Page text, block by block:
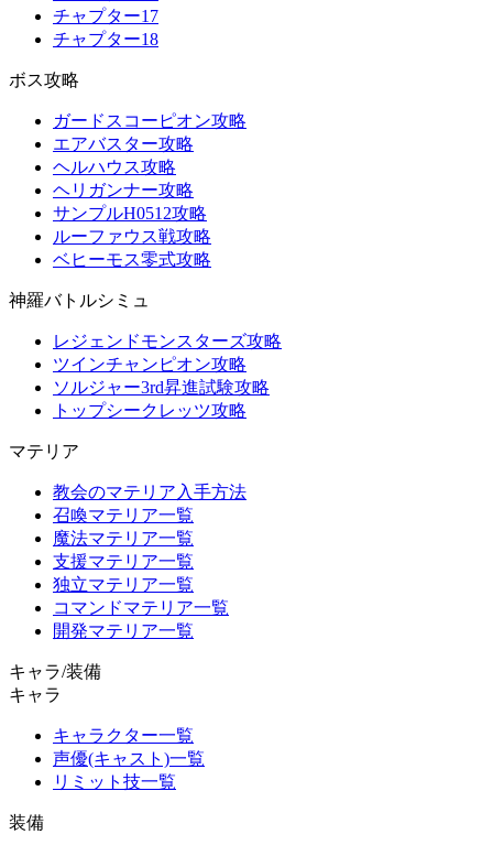
チャプター17
チャプター18
ボス攻略
ガードスコーピオン攻略
エアバスター攻略
ヘルハウス攻略
ヘリガンナー攻略
サンプルH0512攻略
ルーファウス戦攻略
ベヒーモス零式攻略
神羅バトルシミュ
レジェンドモンスターズ攻略
ツインチャンピオン攻略
ソルジャー3rd昇進試験攻略
トップシークレッツ攻略
マテリア
教会のマテリア入手方法
召喚マテリア一覧
魔法マテリア一覧
支援マテリア一覧
独立マテリア一覧
コマンドマテリア一覧
開発マテリア一覧
キャラ/装備
キャラ
キャラクター一覧
声優(キャスト)一覧
リミット技一覧
装備